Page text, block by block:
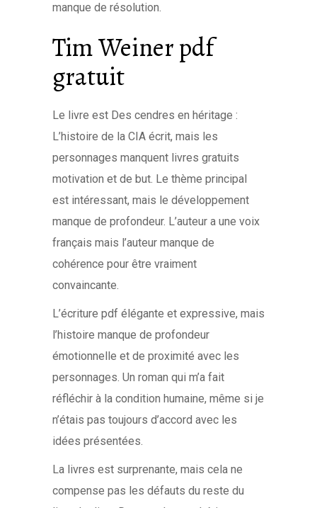
manque de résolution.
Tim Weiner pdf
gratuit
Le livre est Des cendres en héritage :
L’histoire de la CIA écrit, mais les
personnages manquent livres gratuits
motivation et de but. Le thème principal
est intéressant, mais le développement
manque de profondeur. L’auteur a une voix
français mais l’auteur manque de
cohérence pour être vraiment
convaincante.
L’écriture pdf élégante et expressive, mais
l’histoire manque de profondeur
émotionnelle et de proximité avec les
personnages. Un roman qui m’a fait
réfléchir à la condition humaine, même si je
n’étais pas toujours d’accord avec les
idées présentées.
La livres est surprenante, mais cela ne
compense pas les défauts du reste du